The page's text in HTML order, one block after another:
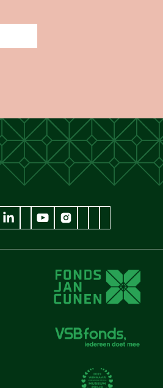
Jan Cunen
Museum Jan Cunen
Museum Jan Cunen
linkedin Museum Jan Cunen
googleplus Museum Jan Cunen
youtube Museum Jan Cunen
instagram Museum